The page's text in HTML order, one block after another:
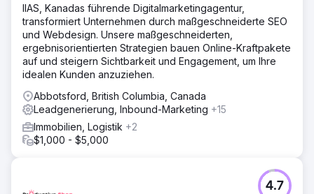
gestaltet und eingeführt und gleichzeitig jeden
Marketingkanal eingerichtet. Website, CRM, Google Ads,
SEO und lokales SEO sowie ein benutzerdefiniertes
Attributionsmodell, um Transparenz für produktive
Bemühungen und Medienquellen zu schaffen.
Ergebnis
Nach drei Jahren können wir mit Stolz sagen, dass die
Anzahl der Leads von 450 pro Monat auf durchschnittlich
2500 pro Monat gestiegen ist. Die Website-Conversion-
Raten stiegen von durchschnittlich 0,7 auf satte 4,5 %,
was einem Durchschnitt von 40 verkauften Fahrzeugen
IIAS, Kanadas führende Digitalmarketingagentur,
transformiert Unternehmen durch maßgeschneiderte SEO
und Webdesign. Unsere maßgeschneiderten,
ergebnisorientierten Strategien bauen Online-Kraftpakete
auf und steigern Sichtbarkeit und Engagement, um Ihre
idealen Kunden anzuziehen.
Abbotsford, British Columbia, Canada
Leadgenerierung, Inbound-Marketing +15
Immobilien, Logistik +2
$1,000 - $5,000
4.7